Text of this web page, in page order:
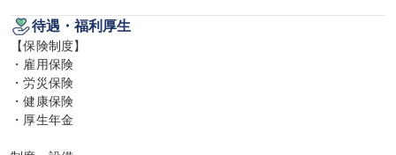
待遇・福利厚生
【保険制度】
・雇用保険
・労災保険
・健康保険
・厚生年金